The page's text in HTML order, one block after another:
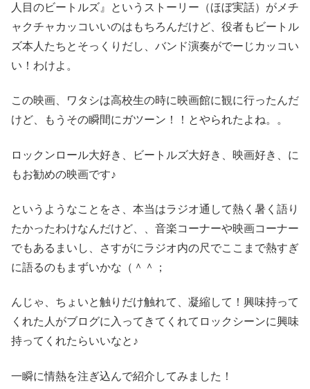
人目のビートルズ』というストーリー（ほぼ実話）がメチ
ャクチャカッコいいのはもちろんだけど、役者もビートル
ズ本人たちとそっくりだし、バンド演奏がでーじカッコい
い！わけよ。
この映画、ワタシは高校生の時に映画館に観に行ったんだ
けど、もうその瞬間にガツーン！！とやられたよね。。
ロックンロール大好き、ビートルズ大好き、映画好き、に
もお勧めの映画です♪
というようなことをさ、本当はラジオ通して熱く暑く語り
たかったわけなんだけど、、音楽コーナーや映画コーナー
でもあるまいし、さすがにラジオ内の尺でここまで熱すぎ
に語るのもまずいかな（＾＾；
んじゃ、ちょいと触りだけ触れて、凝縮して！興味持って
くれた人がブログに入ってきてくれてロックシーンに興味
持ってくれたらいいなと♪
一瞬に情熱を注ぎ込んで紹介してみました！